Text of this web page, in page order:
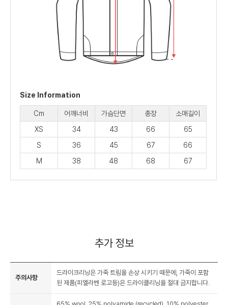
Size Information
Cm 어깨너비 가슴단면 총장
소매길이
XS
34 43 66
65
S
36 45 67
66
M
38 48 68 67
추가 정보
주의사항
드라이크리닝은 가죽 트림을 손상 시키기 때문에, 가죽이 포함
된 제품(피엘라벤 로고등)은 드라이클리닝을 절대 금지합니다.
65% wool, 25% polyamide (recycled), 10% polyester